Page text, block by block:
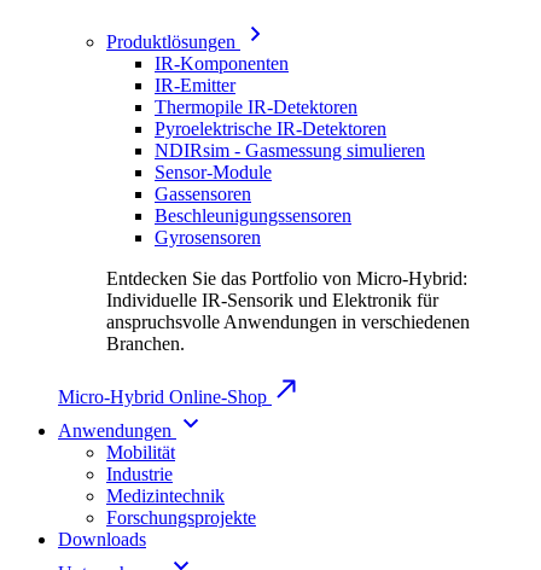
Produktlösungen
IR-Komponenten
IR-Emitter
Thermopile IR-Detektoren
Pyroelektrische IR-Detektoren
NDIRsim - Gasmessung simulieren
Sensor-Module
Gassensoren
Beschleunigungssensoren
Gyrosensoren
Entdecken Sie das Portfolio von Micro-Hybrid:
Individuelle IR-Sensorik und Elektronik für
anspruchsvolle Anwendungen in verschiedenen
Branchen.
Micro-Hybrid Online-Shop
Anwendungen
Mobilität
Industrie
Medizintechnik
Forschungsprojekte
Downloads